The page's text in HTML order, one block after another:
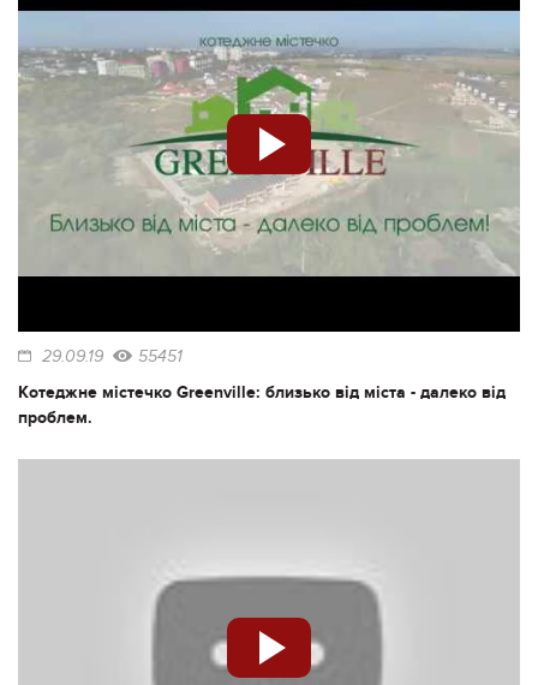
29.09.19 55451
Котеджне містечко Greenville: близько від міста - далеко від
проблем.